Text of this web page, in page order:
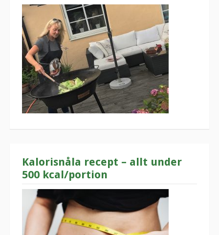
Kalorisnåla recept – allt under
500 kcal/portion